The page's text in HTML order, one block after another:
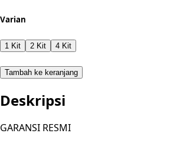
Varian
1 Kit 2 Kit 4 Kit
Tambah ke keranjang
Deskripsi
GARANSI RESMI